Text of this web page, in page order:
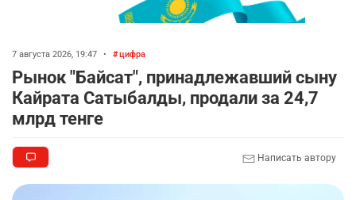
7 августа 2026, 19:47 • цифра
Рынок "Байсат", принадлежавший сыну
Кайрата Сатыбалды, продали за 24,7
млрд тенге
Написать автору